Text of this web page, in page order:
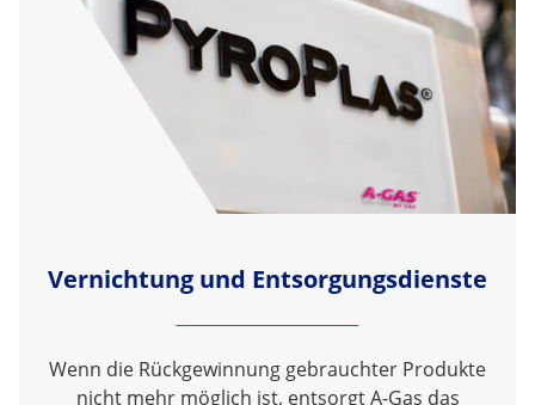
Vernichtung und Entsorgungsdienste
Wenn die Rückgewinnung gebrauchter Produkte
nicht mehr möglich ist, entsorgt A-Gas das